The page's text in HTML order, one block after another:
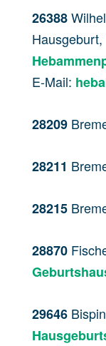
26388
Hausgeburt,
E-Mail:
28209
28211
28215
28870
29646